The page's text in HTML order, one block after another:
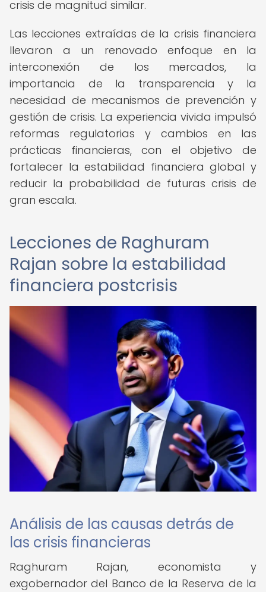
crisis de magnitud similar.
Las lecciones extraídas de la crisis financiera
llevaron a un renovado enfoque en la
interconexión de los mercados, la
importancia de la transparencia y la
necesidad de mecanismos de prevención y
gestión de crisis. La experiencia vivida impulsó
reformas regulatorias y cambios en las
prácticas financieras, con el objetivo de
fortalecer la estabilidad financiera global y
reducir la probabilidad de futuras crisis de
gran escala.
Lecciones de Raghuram
Rajan sobre la estabilidad
financiera postcrisis
Análisis de las causas detrás de
las crisis financieras
Raghuram Rajan, economista y
exgobernador del Banco de la Reserva de la